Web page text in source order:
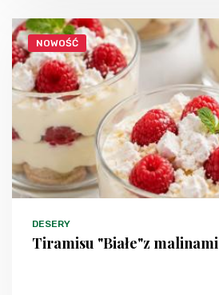
NOWOŚĆ
DESERY
Tiramisu "Białe"z malinami